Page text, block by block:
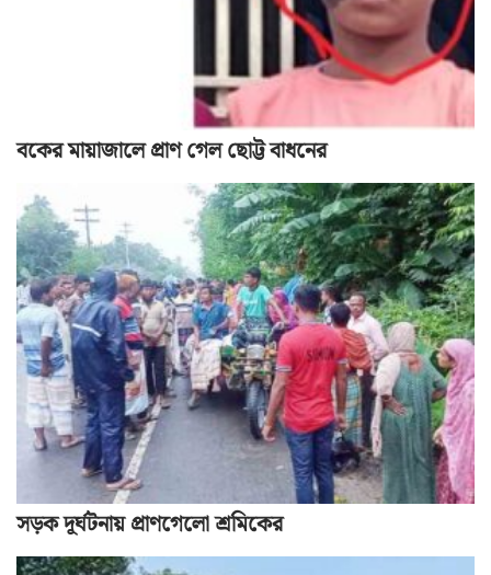
বকের মায়াজালে প্রাণ গেল ছোট্ট বাধনের
সড়ক দূর্ঘটনায় প্রাণগেলো শ্রমিকের